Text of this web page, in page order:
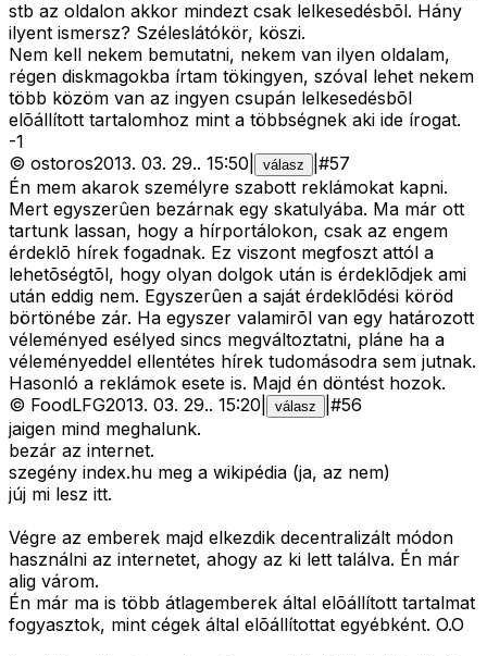
stb az oldalon akkor mindezt csak lelkesedésbõl. Hány
ilyent ismersz? Széleslátókör, köszi.
Nem kell nekem bemutatni, nekem van ilyen oldalam,
régen diskmagokba írtam tökingyen, szóval lehet nekem
több közöm van az ingyen csupán lelkesedésbõl
elõállított tartalomhoz mint a többségnek aki ide írogat.
-1
© ostoros2013. 03. 29.. 15:50 válasz #57
Én mem akarok személyre szabott reklámokat kapni.
Mert egyszerûen bezárnak egy skatulyába. Ma már ott
tartunk lassan, hogy a hírportálokon, csak az engem
érdeklõ hírek fogadnak. Ez viszont megfoszt attól a
lehetõségtõl, hogy olyan dolgok után is érdeklõdjek ami
után eddig nem. Egyszerûen a saját érdeklõdési köröd
börtönébe zár. Ha egyszer valamirõl van egy határozott
véleményed esélyed sincs megváltoztatni, pláne ha a
véleményeddel ellentétes hírek tudomásodra sem jutnak.
Hasonló a reklámok esete is. Majd én döntést hozok.
© FoodLFG2013. 03. 29.. 15:20 válasz #56
jaigen mind meghalunk.
bezár az internet.
szegény index.hu meg a wikipédia (ja, az nem)
júj mi lesz itt.
Végre az emberek majd elkezdik decentralizált módon
használni az internetet, ahogy az ki lett találva. Én már
alig várom.
Én már ma is több átlagemberek által elõállított tartalmat
fogyasztok, mint cégek által elõállítottat egyébként. O.O